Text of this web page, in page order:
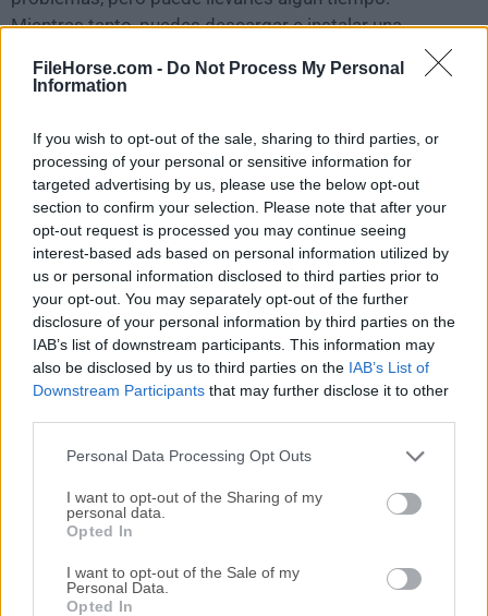
FileHorse.com - Do Not Process My Personal
Information
If you wish to opt-out of the sale, sharing to third parties, or
processing of your personal or sensitive information for
targeted advertising by us, please use the below opt-out
section to confirm your selection. Please note that after your
opt-out request is processed you may continue seeing
interest-based ads based on personal information utilized by
us or personal information disclosed to third parties prior to
your opt-out. You may separately opt-out of the further
disclosure of your personal information by third parties on the
IAB’s list of downstream participants. This information may
also be disclosed by us to third parties on the IAB’s List of
Downstream Participants that may further disclose it to other
Personal Data Processing Opt Outs
I want to opt-out of the Sharing of my
personal data.
Opted In
I want to opt-out of the Sale of my
Personal Data.
Opted In
Mientras tanto, puedes descargar e instalar una
reciente de Genymotiono leer nuestra reseña,
simplemente hazclic aquí .
Todas las versiones antiguas distribuidas en nuestro
sitio web son completamente libres de virus y están
disponibles para su descarga sin costo alguno.
Nos encantaría saber de ti
Si tienes alguna pregunta o idea que desees compartir